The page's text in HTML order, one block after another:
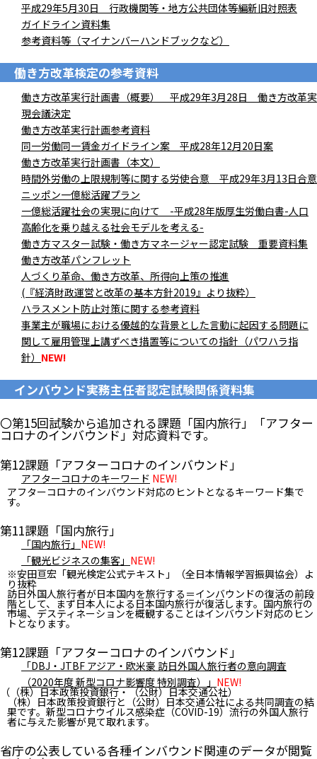
平成29年5月30日 行政機関等・地方公共団体等編新旧対照表
ガイドライン資料集
参考資料等（マイナンバーハンドブックなど）
働き方改革検定の参考資料
働き方改革実行計画書（概要） 平成29年3月28日 働き方改革実
現会議決定
働き方改革実行計画参考資料
同一労働同一賃金ガイドライン案 平成28年12月20日案
働き方改革実行計画書（本文）
時間外労働の上限規制等に関する労使合意 平成29年3月13日合意
ニッポン一億総活躍プラン
一億総活躍社会の実現に向けて -平成28年版厚生労働白書-人口
高齢化を乗り越える社会モデルを考える-
働き方マスター試験・働き方マネージャー認定試験 重要資料集
働き方改革パンフレット
人づくり革命、働き方改革、所得向上策の推進
(『経済財政運営と改革の基本方針2019』より抜粋）
ハラスメント防止対策に関する参考資料
事業主が職場における優越的な背景とした言動に起因する問題に
関して雇用管理上講ずべき措置等についての指針（パワハラ指
針） NEW!
インバウンド実務主任者認定試験関係資料集
〇第15回試験から追加される課題「国内旅行」「アフター
コロナのインバウンド」対応資料です。
第12課題「アフターコロナのインバウンド」
アフターコロナのキーワード NEW!
アフターコロナのインバウンド対応のヒントとなるキーワード集で
す。
第11課題「国内旅行」
「国内旅行」 NEW!
「観光ビジネスの集客」 NEW!
※安田亘宏「観光検定公式テキスト」（全日本情報学習振興協会）よ
り抜粋
訪日外国人旅行者が日本国内を旅行する＝インバウンドの復活の前段
階として、まず日本人による日本国内旅行が復活します。国内旅行の
市場、デスティネーションを概観することはインバウンド対応のヒン
トとなります。
第12課題「アフターコロナのインバウンド」
「DBJ・JTBF アジア・欧米豪 訪日外国人旅行者の意向調査
（2020年度 新型コロナ影響度 特別調査）」 NEW!
（（株）日本政策投資銀行・（公財）日本交通公社）
（株）日本政策投資銀行と（公財）日本交通公社による共同調査の結
果です。新型コロナウイルス感染症（COVID-19）流行の外国人旅行
者に与えた影響が見て取れます。
省庁の公表している各種インバウンド関連のデータが閲覧